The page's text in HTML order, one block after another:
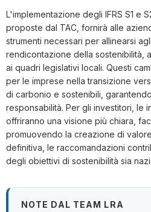
L'implementazione degli IFRS S1 e
proposte dal TAC, fornirà alle
strumenti necessari per allinearsi
rendicontazione della sostenibilità,
ai quadri legislativi locali. Questi
per le imprese nella transizione
di carbonio e sostenibili,
responsabilità. Per gli investitori, le
offriranno una visione più chiara,
promuovendo la creazione di
definitiva, le raccomandazioni
degli obiettivi di sostenibilità sia
NOTE DAL TEAM LRA